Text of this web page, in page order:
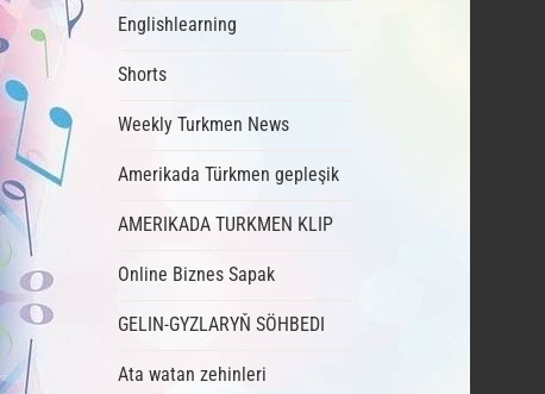
Englishlearning
Shorts
Weekly Turkmen News
Amerikada Türkmen gepleşik
AMERIKADA TURKMEN KLIP
Online Biznes Sapak
GELIN-GYZLARYŇ SÖHBEDI
Ata watan zehinleri